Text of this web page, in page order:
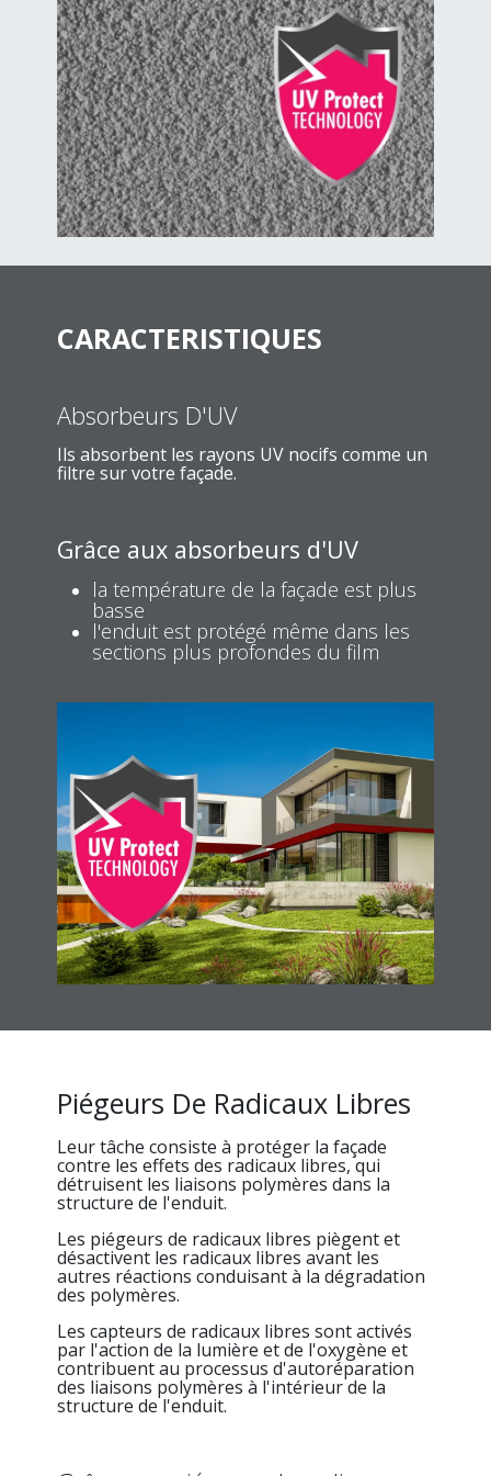
CARACTERISTIQUES
Absorbeurs D'UV
Ils absorbent les rayons UV nocifs comme un
filtre sur votre façade.
Grâce aux absorbeurs d'UV
la température de la façade est plus
basse
l'enduit est protégé même dans les
sections plus profondes du film
Piégeurs De Radicaux Libres
Leur tâche consiste à protéger la façade
contre les effets des radicaux libres, qui
détruisent les liaisons polymères dans la
structure de l'enduit.
Les piégeurs de radicaux libres piègent et
désactivent les radicaux libres avant les
autres réactions conduisant à la dégradation
des polymères.
Les capteurs de radicaux libres sont activés
par l'action de la lumière et de l'oxygène et
contribuent au processus d'autoréparation
des liaisons polymères à l'intérieur de la
structure de l'enduit.